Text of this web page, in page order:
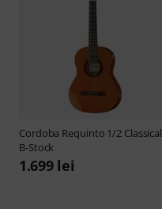
Cordoba Requinto 1/2 Classical
B-Stock
1.699 lei